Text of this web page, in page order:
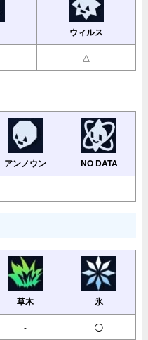
ウィルス
△
アンノウン NO DATA
- -
草木 氷
- ◯